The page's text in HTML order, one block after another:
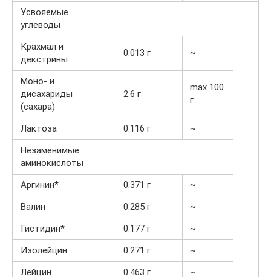
Усвояемые
углеводы
Крахмал и
декстрины
0.013 г ~
Моно- и
дисахариды
(сахара)
2.6 г
max 100
г
Лактоза 0.116 г
~
Незаменимые
аминокислоты
Аргинин*
0.371 г
~
Валин
0.285 г
~
Гистидин*
0.177 г
~
Изолейцин
0.271 г
~
Лейцин
0.463 г
~